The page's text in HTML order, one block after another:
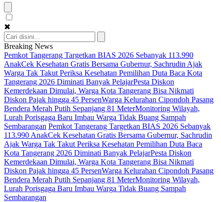
✖
Breaking News
Pemkot Tangerang Targetkan BIAS 2026 Sebanyak 113.990
AnakCek Kesehatan Gratis Bersama Gubernur, Sachrudin Ajak
Warga Tak Takut Periksa Kesehatan Pemilihan Duta Baca Kota
Tangerang 2026 Diminati Banyak PelajarPesta Diskon
Kemerdekaan Dimulai, Warga Kota Tangerang Bisa Nikmati
Diskon Pajak hingga 45 PersenWarga Kelurahan Cipondoh Pasang
Bendera Merah Putih Sepanjang 81 MeterMonitoring Wilayah,
Lurah Porisgaga Baru Imbau Warga Tidak Buang Sampah
Sembarangan Pemkot Tangerang Targetkan BIAS 2026 Sebanyak
113.990 AnakCek Kesehatan Gratis Bersama Gubernur, Sachrudin
Ajak Warga Tak Takut Periksa Kesehatan Pemilihan Duta Baca
Kota Tangerang 2026 Diminati Banyak PelajarPesta Diskon
Kemerdekaan Dimulai, Warga Kota Tangerang Bisa Nikmati
Diskon Pajak hingga 45 PersenWarga Kelurahan Cipondoh Pasang
Bendera Merah Putih Sepanjang 81 MeterMonitoring Wilayah,
Lurah Porisgaga Baru Imbau Warga Tidak Buang Sampah
Sembarangan